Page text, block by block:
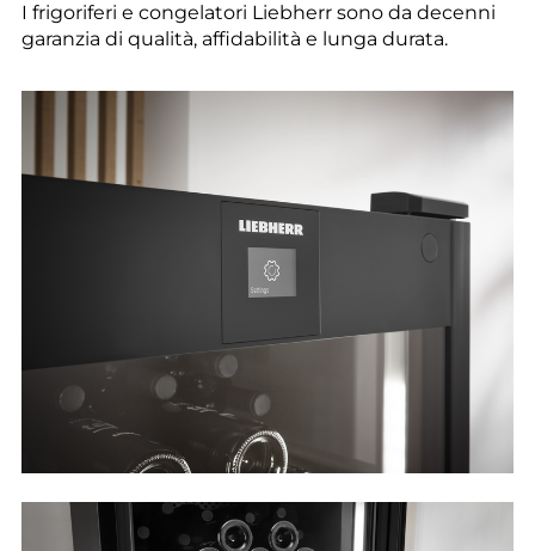
--
I frigoriferi e congelatori Liebherr sono da decenni
garanzia di qualità, affidabilità e lunga durata.